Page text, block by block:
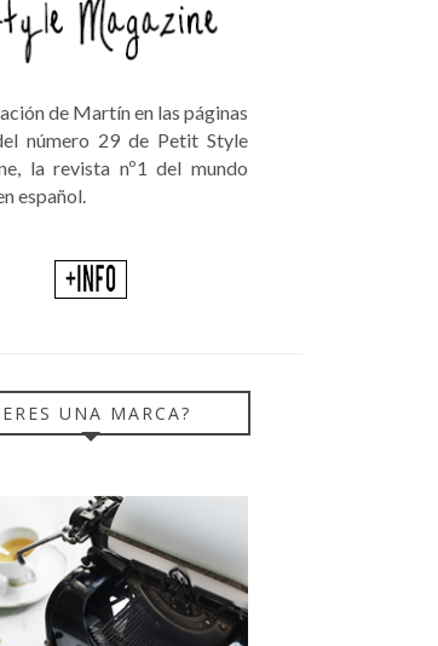
de Martín en las páginas
número 29 de Petit Style
la revista nº1 del mundo
español.
UNA MARCA?